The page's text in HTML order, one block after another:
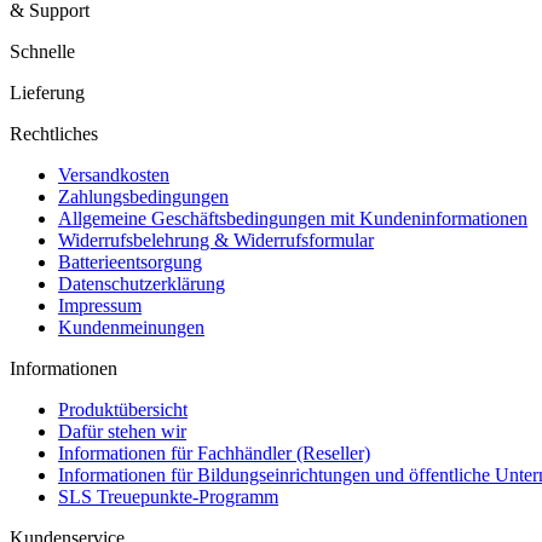
& Support
Schnelle
Lieferung
Rechtliches
Versandkosten
Zahlungsbedingungen
Allgemeine Geschäftsbedingungen mit Kundeninformationen
Widerrufsbelehrung & Widerrufsformular
Batterieentsorgung
Datenschutzerklärung
Impressum
Kundenmeinungen
Informationen
Produktübersicht
Dafür stehen wir
Informationen für Fachhändler (Reseller)
Informationen für Bildungseinrichtungen und öffentliche
SLS Treuepunkte-Programm
Kundenservice